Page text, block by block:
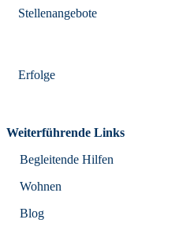
Stellenangebote
Erfolge
Weiterführende Links
Begleitende Hilfen
Wohnen
Blog